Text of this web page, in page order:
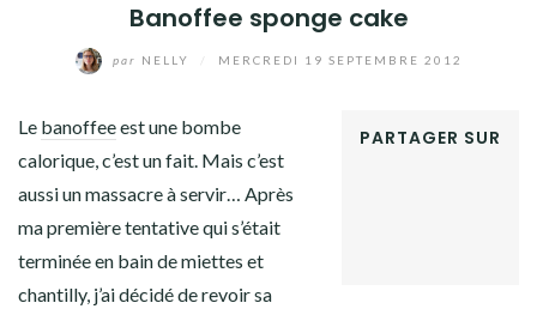
Banoffee sponge cake
par NELLY MERCREDI 19 SEPTEMBRE 2012
PARTAGER SUR
Le banoffeeest une bombe
calorique, c’est un fait. Mais c’est
aussi un massacre à servir… Après
ma première tentative qui s’était
terminée en bain de miettes et
chantilly, j’ai décidé de revoir sa
DÉTOURNEMENTS CULINAIRES
Facebook
TwitterInstagram
Pinterest